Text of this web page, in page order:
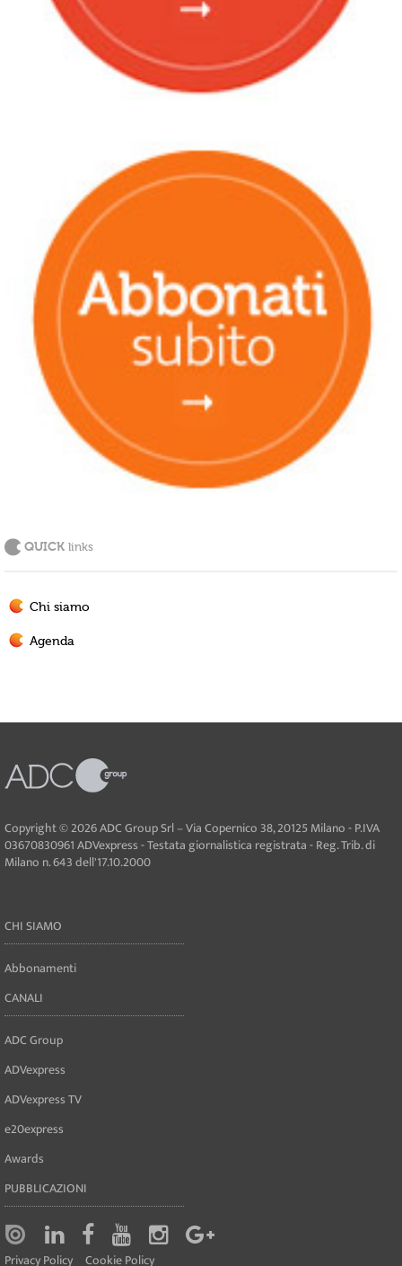
QUICK links
Chi siamo
Agenda
Copyright © 2026 ADC Group Srl – Via Copernico 38, 20125 Milano - P.IVA
03670830961 ADVexpress - Testata giornalistica registrata - Reg. Trib. di
Milano n. 643 dell'17.10.2000
CHI SIAMO
Abbonamenti
CANALI
ADC Group
ADVexpress
ADVexpress TV
e20express
Awards
PUBBLICAZIONI
Privacy Policy Cookie Policy